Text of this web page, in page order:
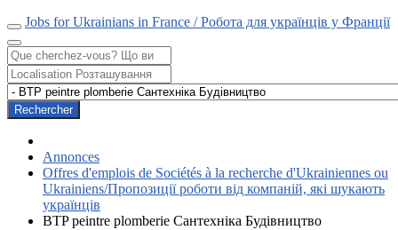
Jobs for Ukrainians in France / Робота для українців у Франції
Rechercher
Annonces
Offres d'emplois de Sociétés à la recherche d'Ukrainiennes ou
Ukrainiens/Пропозиції роботи від компаній, які шукають
українців
BTP peintre plomberie Сантехніка Будівництво